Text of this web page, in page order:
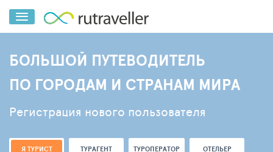
БОЛЬШОЙ ПУТЕВОДИТЕЛЬ
ПО ГОРОДАМ И СТРАНАМ МИРА
Регистрация нового пользователя
Я ТУРИСТ ТУРАГЕНТ ТУРОПЕРАТОР ОТЕЛЬЕР